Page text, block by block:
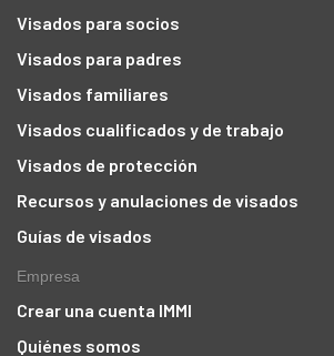
Visados para socios
Visados para padres
Visados familiares
Visados cualificados y de trabajo
Visados de protección
Recursos y anulaciones de visados
Guías de visados
Empresa
Crear una cuenta IMMI
Quiénes somos